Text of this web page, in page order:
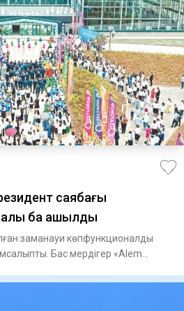
саябағы
бақ ашылды
заманауи көпфункционалды
Бас мердігер «Alem